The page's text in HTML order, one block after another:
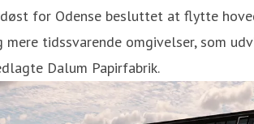
for Odense besluttet at flytte
mere tidssvarende omgivelser, som
Dalum Papirfabrik.